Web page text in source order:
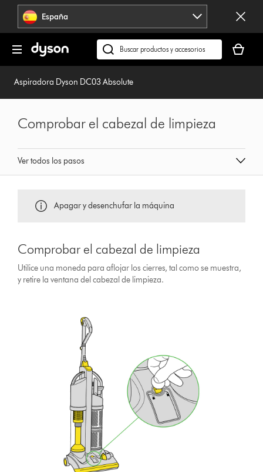
Omitir
navegación España
Buscar
en
dyson.es
cesta
está
Aspiradora Dyson DC03 Absolute
Ver todos los pasos
Comprobar el cabezal de limpieza
Apagar y desenchufar la máquina
Comprobar el cabezal de limpieza
Utilice una moneda para aflojar los cierres, tal como se muestra,
y retire la ventana del cabezal de limpieza.